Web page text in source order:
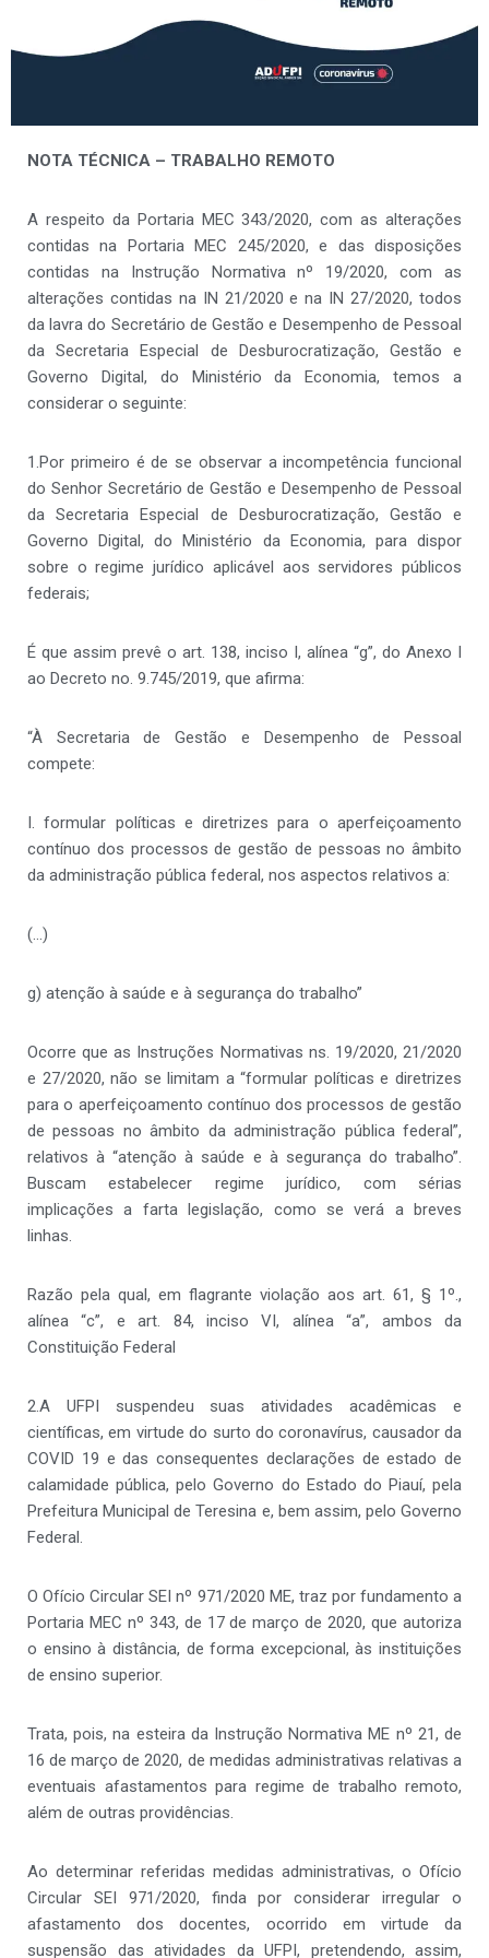
NOTA TÉCNICA – TRABALHO REMOTO
A respeito da Portaria MEC 343/2020, com as alterações
contidas na Portaria MEC 245/2020, e das disposições
contidas na Instrução Normativa nº 19/2020, com as
alterações contidas na IN 21/2020 e na IN 27/2020, todos
da lavra do Secretário de Gestão e Desempenho de Pessoal
da Secretaria Especial de Desburocratização, Gestão e
Governo Digital, do Ministério da Economia, temos a
considerar o seguinte:
1.Por primeiro é de se observar a incompetência funcional
do Senhor Secretário de Gestão e Desempenho de Pessoal
da Secretaria Especial de Desburocratização, Gestão e
Governo Digital, do Ministério da Economia, para dispor
sobre o regime jurídico aplicável aos servidores públicos
federais;
É que assim prevê o art. 138, inciso I, alínea “g”, do Anexo I
ao Decreto no. 9.745/2019, que afirma:
“À Secretaria de Gestão e Desempenho de Pessoal
compete:
I. formular políticas e diretrizes para o aperfeiçoamento
contínuo dos processos de gestão de pessoas no âmbito
da administração pública federal, nos aspectos relativos a:
(…)
g) atenção à saúde e à segurança do trabalho”
Ocorre que as Instruções Normativas ns. 19/2020, 21/2020
e 27/2020, não se limitam a “formular políticas e diretrizes
para o aperfeiçoamento contínuo dos processos de gestão
de pessoas no âmbito da administração pública federal”,
relativos à “atenção à saúde e à segurança do trabalho”.
Buscam estabelecer regime jurídico, com sérias
implicações a farta legislação, como se verá a breves
linhas.
Razão pela qual, em flagrante violação aos art. 61, § 1º.,
alínea “c”, e art. 84, inciso VI, alínea “a”, ambos da
Constituição Federal
2.A UFPI suspendeu suas atividades acadêmicas e
científicas, em virtude do surto do coronavírus, causador da
COVID 19 e das consequentes declarações de estado de
calamidade pública, pelo Governo do Estado do Piauí, pela
Prefeitura Municipal de Teresina e, bem assim, pelo Governo
Federal.
O Ofício Circular SEI nº 971/2020 ME, traz por fundamento a
Portaria MEC nº 343, de 17 de março de 2020, que autoriza
o ensino à distância, de forma excepcional, às instituições
de ensino superior.
Trata, pois, na esteira da Instrução Normativa ME nº 21, de
16 de março de 2020, de medidas administrativas relativas a
eventuais afastamentos para regime de trabalho remoto,
além de outras providências.
Ao determinar referidas medidas administrativas, o Ofício
Circular SEI 971/2020, finda por considerar irregular o
afastamento dos docentes, ocorrido em virtude da
suspensão das atividades da UFPI, pretendendo, assim,